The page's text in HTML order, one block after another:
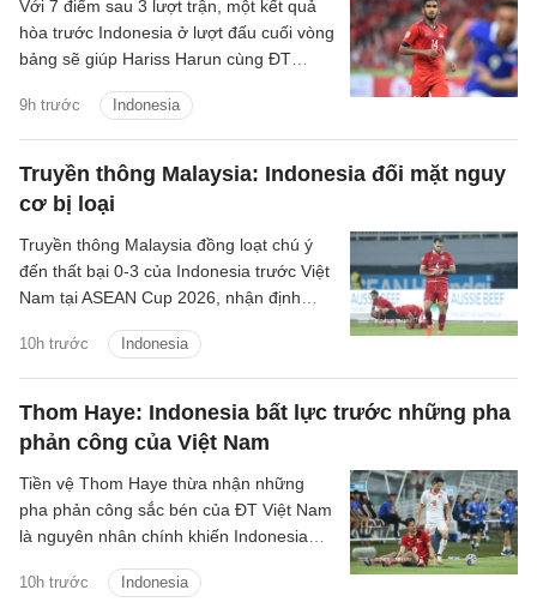
9h trước Indonesia
Với 7 điểm sau 3 lượt trận, một kết quả
hòa trước Indonesia ở lượt đấu cuối vòng
bảng sẽ giúp Hariss Harun cùng ĐT
Truyền thông Malaysia: Indonesia đối mặt nguy
cơ bị loại
10h trước Indonesia
Truyền thông Malaysia đồng loạt chú ý
đến thất bại 0-3 của Indonesia trước Việt
Nam tại ASEAN Cup 2026, nhận định
khu vực.
Thom Haye: Indonesia bất lực trước những pha
phản công của Việt Nam
10h trước Indonesia
Tiền vệ Thom Haye thừa nhận những
pha phản công sắc bén của ĐT Việt Nam
là nguyên nhân chính khiến Indonesia
bảng A ASEAN Cup 2026.